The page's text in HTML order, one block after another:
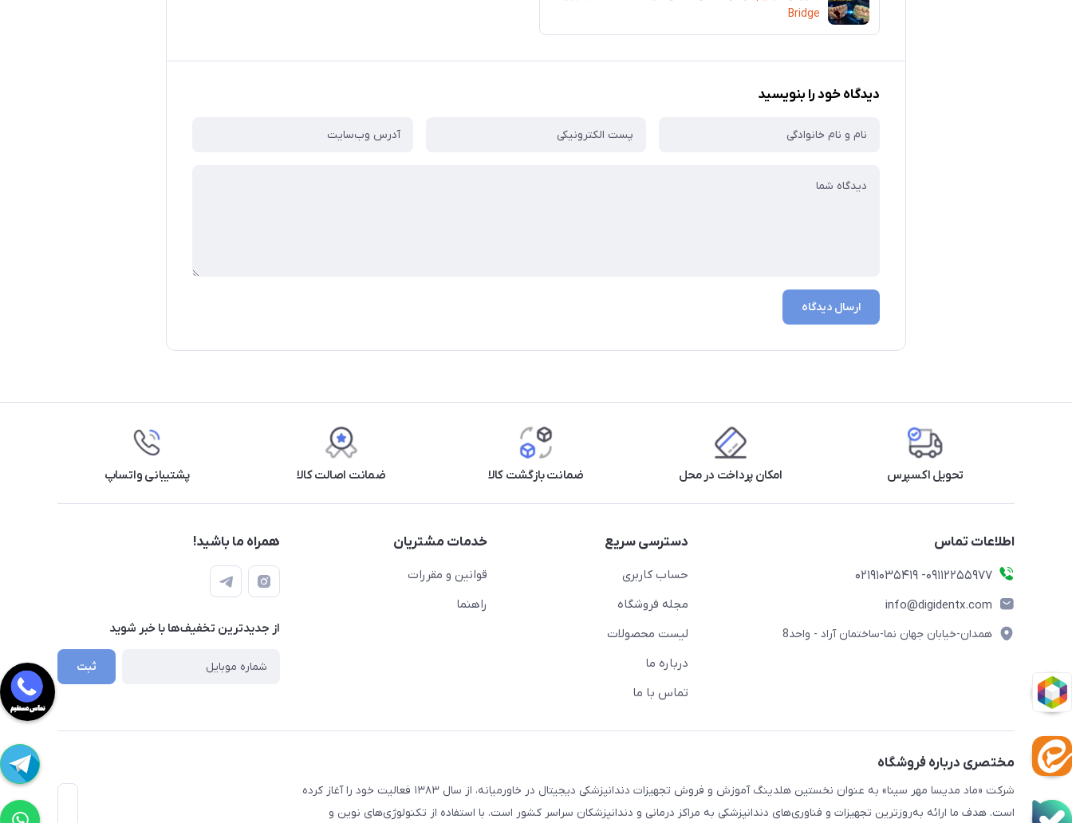
Bridge
دیدگاه خود را بنویسید
ارسال دیدگاه
تحویل اکسپرس امکان پرداخت در محل ضمانت بازگشت کالا ضمانت اصالت کالا پشتیبانی واتساپ
اطلاعات تماس
09112255977- 02191035419
info@digidentx.com
همدان-خیابان جهان نما-ساختمان آراد - واحد8
دسترسی سریع
حساب کاربری
مجله فروشگاه
لیست محصولات
درباره ما
تماس با ما
خدمات مشتریان
قوانین و مقررات
راهنما
همراه ما باشید!
از جدید‌ترین تخفیف‌ها با‌ خبر شوید
ثبت
مختصری درباره فروشگاه
شرکت «ماد مدیسا مهر سینا» به عنوان نخستین هلدینگ آموزش و فروش تجهیزات دندانپزشکی دیجیتال در خاورمیانه، از سال ۱۳۸۳ فعالیت خود را آغاز کرده
است. هدف ما ارائه به‌روزترین تجهیزات و فناوری‌های دندانپزشکی به مراکز درمانی و دندانپزشکان سراسر کشور است. با استفاده از تکنولوژی‌های نوین و